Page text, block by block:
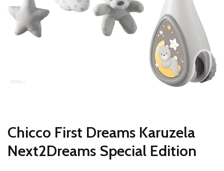
Chicco First Dreams Karuzela
Next2Dreams Special Edition